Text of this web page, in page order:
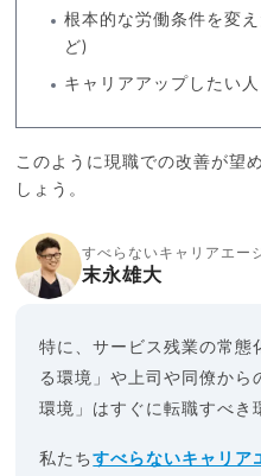
根本的な労働条件を変
ど)
キャリアアップしたい人
このように現職での改善が望
しょう。
すべらないキャリアエー
末永雄大
特に、サービス残業の常態
る環境」や上司や同僚から
環境」はすぐに転職すべき
私たちすべらないキャリア